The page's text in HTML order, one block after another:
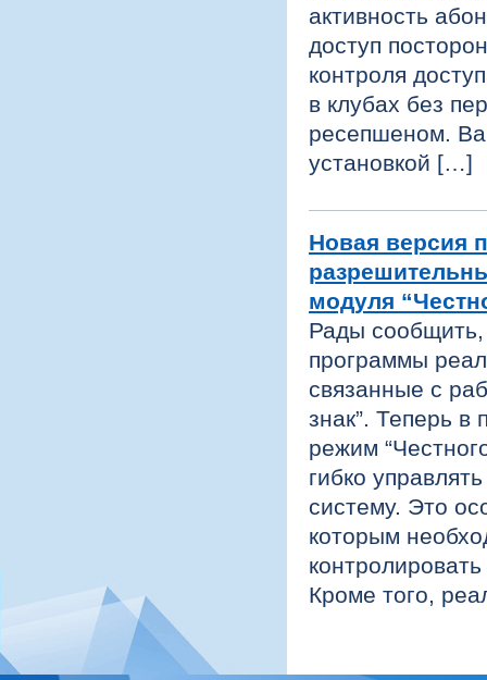
активность
доступ
контроля
в клубах без
ресепшеном.
установкой […]
Новая версия
модуля
Рады
программы
связанные с
знак”. Теперь
режим
гибко
систему. Это
которым
Кроме того,